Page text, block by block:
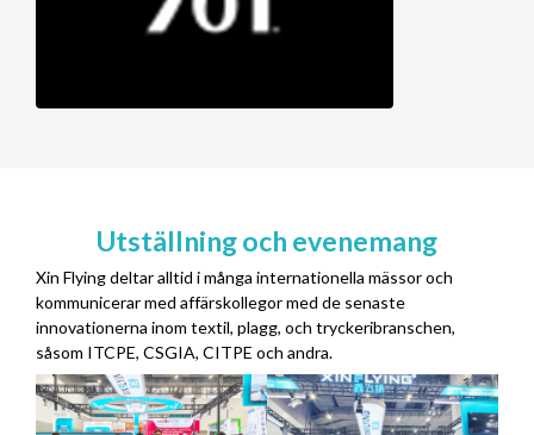
Utställning och evenemang
Xin Flying deltar alltid i många internationella mässor och
kommunicerar med affärskollegor med de senaste
innovationerna inom textil, plagg, och tryckeribranschen,
såsom ITCPE, CSGIA, CITPE och andra.